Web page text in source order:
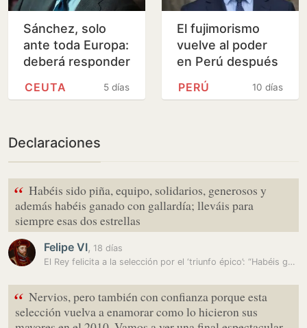
Sánchez, solo
ante toda Europa:
deberá responder
llamada que ha5 días
CEUTA
El fujimorismo
vuelve al poder
en Perú después
de 26 años con la
toma de posesión
10 días
PERÚ
Declaraciones
“ Habéis sido piña, equipo, solidarios, generosos y
además habéis ganado con gallardía; lleváis para
siempre esas dos estrellas
Felipe VI, 18 días
El Rey felicita a la selección por el ‘triunfo épico’: “Habéis ganado…
“ Nervios, pero también con confianza porque esta
selección vuelva a enamorar como lo hicieron sus